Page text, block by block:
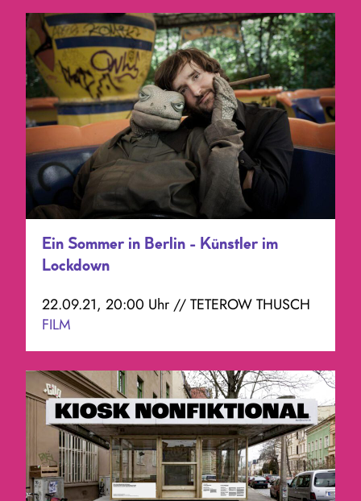
Ein Sommer in Berlin - Künstler im
Lockdown
22.09.21, 20:00 Uhr // TETEROW THUSCH
FILM